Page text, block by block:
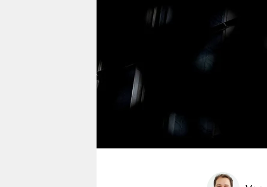
fragen & hilfe
unterstützen